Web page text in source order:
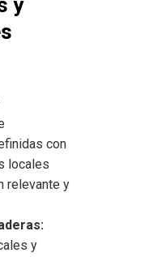
y
con
locales
relevante y
y